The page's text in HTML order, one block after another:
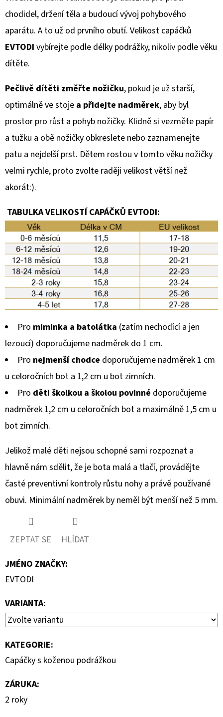
chodidel, držení těla a budoucí vývoj pohybového
aparátu. A to už od prvního obutí. Velikost capáčků
EVTODI vybírejte podle délky podrážky, nikoliv podle věku
dítěte.
Pečlivě dítěti změřte nožičku, pokud je už starší,
optimálně ve stoje a přidejte nadměrek, aby byl
prostor pro růst a pohyb nožičky. Klidně si vezměte papír
a tužku a obě nožičky obkreslete nebo zaznamenejte
patu a nejdelší prst. Dětem rostou v tomto věku nožičky
velmi rychle, proto zvolte raději velikost větší než
akorát:).
TABULKA VELIKOSTÍ CAPÁČKŮ EVTODI:
Pro miminka a batolátka (zatím nechodící a jen
lezoucí) doporučujeme nadměrek do 1 cm.
Pro nejmenší chodce doporučujeme nadměrek 1 cm
u celoročních bot a 1,2 cm u bot zimních.
Pro děti školkou a školou povinné doporučujeme
nadměrek 1,2 cm u celoročních bot a maximálně 1,5 cm u
bot zimních.
Jelikož malé děti nejsou schopné sami rozpoznat a
hlavně nám sdělit, že je bota malá a tlačí, provádějte
časté preventivní kontroly růstu nohy a právě používané
obuvi. Minimální nadměrek by neměl být menší než 5 mm.
ZEPTAT SE
HLÍDAT
JMÉNO ZNAČKY:
EVTODI
VARIANTA:
KATEGORIE:
Capáčky s koženou podrážkou
ZÁRUKA:
2 roky